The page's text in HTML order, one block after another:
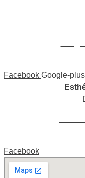
Facebook Google-plus
Facebook